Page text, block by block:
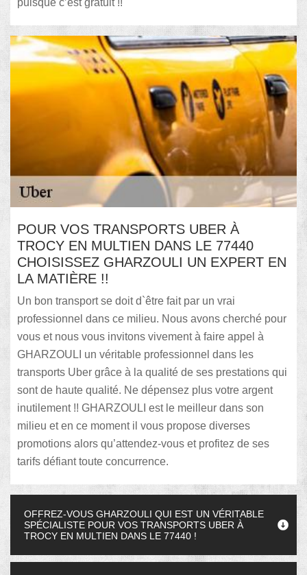
puisque c’est gratuit !!
POUR VOS TRANSPORTS UBER À
TROCY EN MULTIEN DANS LE 77440
CHOISISSEZ GHARZOULI UN EXPERT EN
LA MATIÈRE !!
Un bon transport se doit d`être fait par un vrai
professionnel dans ce milieu. Nous avons cherché pour
vous et nous vous invitons vivement à faire appel à
GHARZOULI un véritable professionnel dans les
transports Uber grâce à la qualité de ses prestations qui
sont de haute qualité. Ne dépensez plus votre argent
inutilement !! GHARZOULI est le meilleur dans son
milieu et en ce moment il vous propose diverses
promotions alors qu’attendez-vous et profitez de ses
tarifs défiant toute concurrence.
OFFREZ-VOUS GHARZOULI QUI EST UN VÉRITABLE
SPÉCIALISTE POUR VOS TRANSPORTS UBER À
TROCY EN MULTIEN DANS LE 77440 !